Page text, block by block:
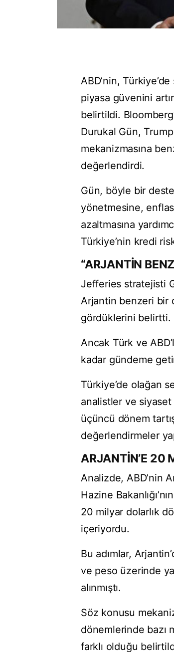
ABD’nin,
piyasa güvenini
belirtildi.
Durukal Gün,
mekanizmasına
değerlendirdi.
Gün, böyle bir
yönetmesine,
azaltmasına
Türkiye’nin kredi
“ARJANTİN
Jefferies stratejisti
Arjantin benzeri bir
gördüklerini belirtti.
Ancak Türk ve
kadar gündeme
Türkiye’de olağan
analistler ve siyaset
üçüncü dönem
değerlendirmeler
ARJANTİN’E 20
Analizde, ABD’nin
Hazine
20 milyar dolarlık
içeriyordu.
Bu adımlar,
ve peso üzerinde
alınmıştı.
Söz konusu
dönemlerinde bazı
farklı olduğu